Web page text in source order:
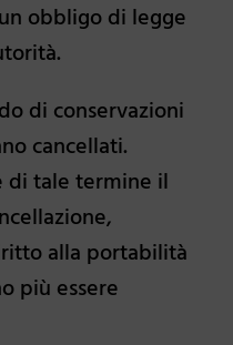
obbligo di legge
di conservazioni
cancellati.
di tale termine il
alla portabilità
più essere